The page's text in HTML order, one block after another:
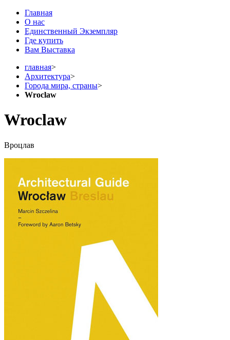
Главная
О нас
Единственный Экземпляр
Где купить
Вам Выставка
главная>
Архитектура>
Города мира, страны>
Wroclaw
Wroclaw
Вроцлав